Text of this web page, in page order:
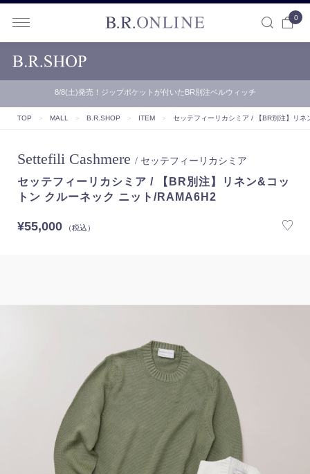
0
【B.R.ONLINE】一部店舗の夏期休業期間とお盆期間による配…
TOP ＞ MALL ＞ B.R.SHOP ＞ ITEM ＞ セッテフィーリカシミア / 【BR別注】リ
Settefili Cashmere / セッテフィーリカシミア
セッテフィーリカシミア / 【BR別注】リネン&コッ
トン クルーネック ニット/RAMA6H2
¥55,000（税込）